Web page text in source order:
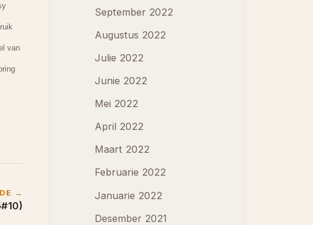
van
→
September 2022
Augustus 2022
Julie 2022
Junie 2022
Mei 2022
April 2022
Maart 2022
Februarie 2022
Januarie 2022
Desember 2021